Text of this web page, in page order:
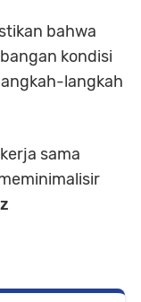
bahwa
kondisi
langkah
sama